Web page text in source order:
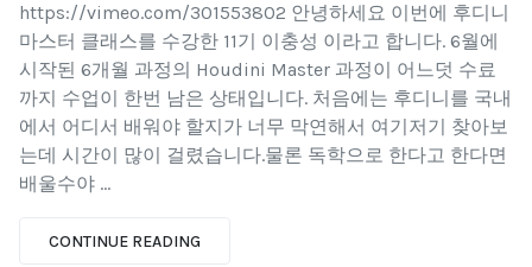
https://vimeo.com/301553802 안녕하세요 이번에 후디니
마스터 클래스를 수강한 11기 이충성 이라고 합니다. 6월에
시작된 6개월 과정의 Houdini Master 과정이 어느덧 수료
까지 수업이 한번 남은 상태입니다. 처음에는 후디니를 국내
에서 어디서 배워야 할지가 너무 막연해서 여기저기 찾아보
는데 시간이 많이 걸렸습니다.물론 독학으로 한다고 한다면
배울수야 ...
CONTINUE READING